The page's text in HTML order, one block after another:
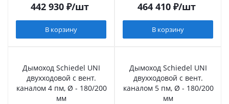
442 930₽/шт
В корзину
464 410₽/шт
В корзину
Дымоход Schiedel UNI
двухходовой с вент.
каналом 4 пм, Ø - 180/200
мм
Дымоход Schiedel UNI
двухходовой с вент.
каналом 5 пм, Ø - 180/200
мм